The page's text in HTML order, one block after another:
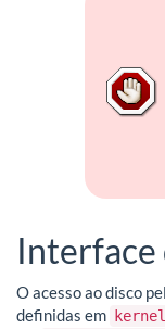
Interface
O acesso ao disco
definidas em